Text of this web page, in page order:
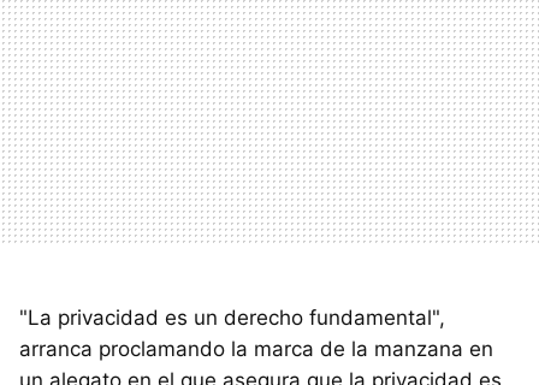
"La privacidad es un derecho fundamental",
arranca proclamando la marca de la manzana en
un alegato en el que asegura que la privacidad es